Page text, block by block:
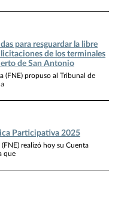
para resguardar la libre
de los terminales
de San Antonio
(FNE) propuso al Tribunal de
Participativa 2025
realizó hoy su Cuenta
que